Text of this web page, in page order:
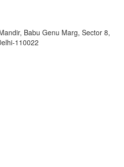
Babu Genu Marg, Sector 8,
110022